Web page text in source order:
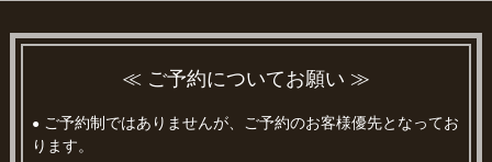
≪ ご予約についてお願い ≫
● ご予約制ではありませんが、ご予約のお客様優先となってお
ります。